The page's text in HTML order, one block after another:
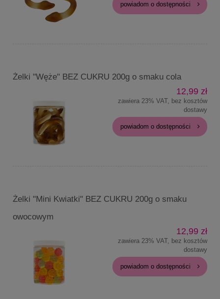
powiadom o dostępności
Żelki "Węże" BEZ CUKRU 200g o smaku cola
12,99 zł
zawiera 23% VAT, bez kosztów
dostawy
powiadom o dostępności
Żelki "Mini Kwiatki" BEZ CUKRU 200g o smaku
owocowym
12,99 zł
zawiera 23% VAT, bez kosztów
dostawy
powiadom o dostępności